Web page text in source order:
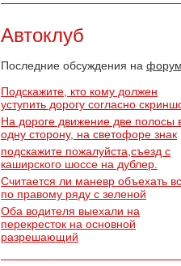
Автоклуб
Последние обсуждения на
Подскажите, кто кому должен
уступить дорогу согласно
На дороге движение две полосы
одну сторону, на светофоре знак
подскажите пожалуйста,съезд с
каширского шоссе на дублер.
Считается ли маневр объехать
по правому ряду с зеленой
Оба водителя выехали на
перекресток на основной
разрешающий